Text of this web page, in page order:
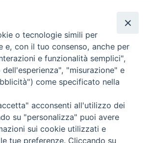
non è disponibile per via delle
sui cookie
o tecnologie simili per
e, con il tuo consenso, anche per
e funzionalità semplici",
"misurazione" e
come specificato nella
acconsenti all'utilizzo dei
su "personalizza" puoi avere
sui cookie utilizzati e
tue preferenze. Cliccando su